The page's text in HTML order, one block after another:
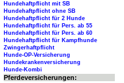
Hundehaftpflicht mit SB
Hundehaftpflicht ohne SB
Hundehaftpflicht für 2 Hunde
Hundehaftpflicht für Pers. ab 55
Hundehaftpflicht für Pers. ab 60
Hundehaftpflicht für Kampfhunde
Zwingerhaftpflicht
Hunde-OP-Versicherung
Hundekrankenversicherung
Hunde-Kombi
Pferdeversicherungen: